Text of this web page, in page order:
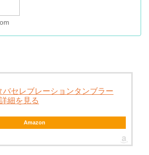
セレブレーションタンブラー
細を見る
Amazon